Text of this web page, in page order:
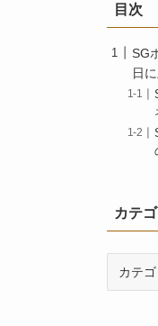
目次
SG
日
カテ